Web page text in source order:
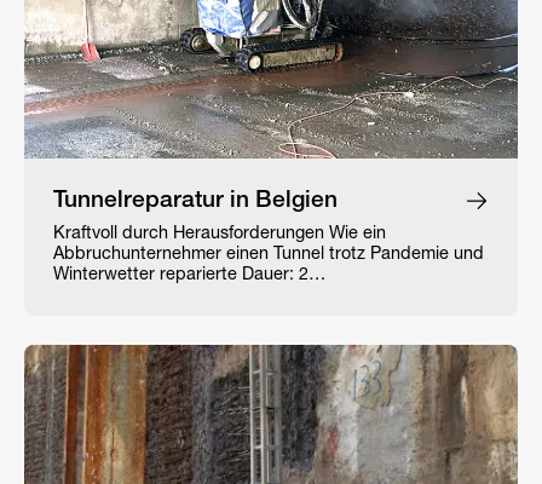
Tunnelreparatur in Belgien
Kraftvoll durch Herausforderungen Wie ein
Abbruchunternehmer einen Tunnel trotz Pandemie und
Winterwetter reparierte Dauer: 2…